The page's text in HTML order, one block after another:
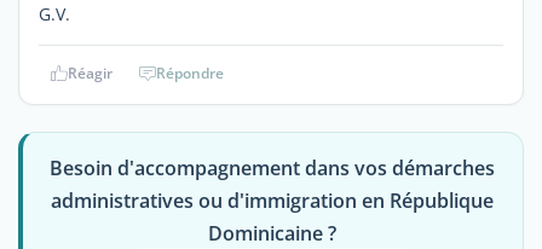
G.V.
Réagir Répondre
Besoin d'accompagnement dans vos démarches
administratives ou d'immigration en République
Dominicaine ?